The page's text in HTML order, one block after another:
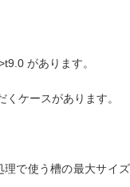
があります。
ケースがあります。
で使う槽の最大サイズ